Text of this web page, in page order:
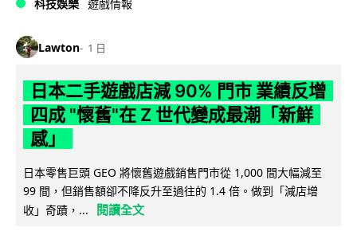
科技娛樂 遊戲情報
Lawton 1 日
日本二手遊戲店減 90% 門市 業績反增
四成 "懷舊"在 Z 世代變成最潮「新鮮
感」
日本零售巨頭 GEO 將懷舊遊戲銷售門市從 1,000 間大幅減至
99 間，但銷售額卻不降反升至過往的 1.4 倍。做到「減店增
收」奇蹟，...
閱讀全文